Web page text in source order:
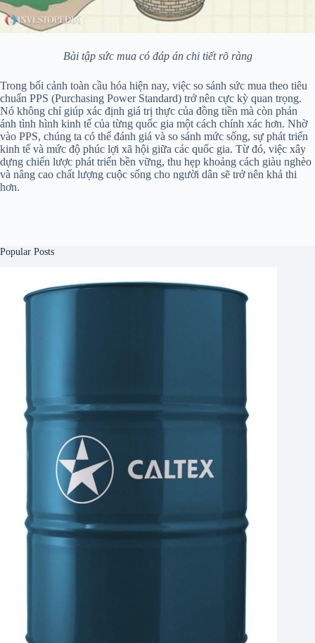
Bài tập sức mua có đáp án chi tiết rõ ràng
Trong bối cảnh toàn cầu hóa hiện nay, việc so sánh sức mua theo tiêu
chuẩn PPS (Purchasing Power Standard) trở nên cực kỳ quan trọng.
Nó không chỉ giúp xác định giá trị thực của đồng tiền mà còn phản
ánh tình hình kinh tế của từng quốc gia một cách chính xác hơn. Nhờ
vào PPS, chúng ta có thể đánh giá và so sánh mức sống, sự phát triển
kinh tế và mức độ phúc lợi xã hội giữa các quốc gia. Từ đó, việc xây
dựng chiến lược phát triển bền vững, thu hẹp khoảng cách giàu nghèo
và nâng cao chất lượng cuộc sống cho người dân sẽ trở nên khả thi
hơn.
Popular Posts